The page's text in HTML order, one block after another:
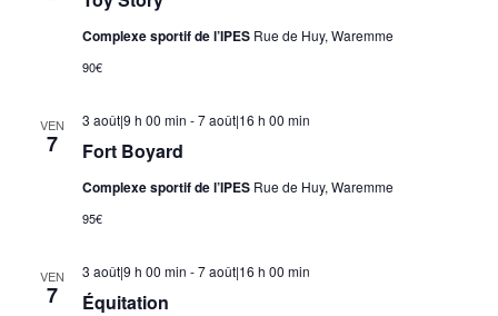
Complexe sportif de l’IPES Rue de Huy, Waremme
90€
VEN
7 Fort Boyard
3 août|9 h 00 min -7 août|16 h 00 min
Complexe sportif de l’IPES Rue de Huy, Waremme
95€
VEN
7 Équitation
3 août|9 h 00 min -7 août|16 h 00 min